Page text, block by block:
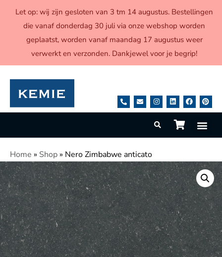
Home » Shop » Nero Zimbabwe anticato
Let op: wij zijn gesloten van 3 tm 14 augustus. Bestellingen
die vanaf donderdag 30 juli via onze webshop worden
geplaatst, worden vanaf maandag 17 augustus weer
verwerkt en verzonden. Dankjewel voor je begrip!